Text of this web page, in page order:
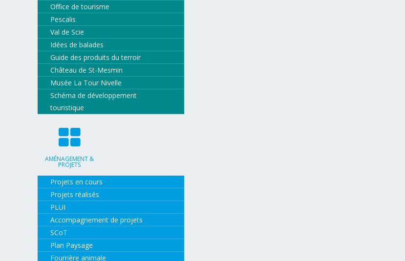
Office de tourisme
Pescalis
Val de Scie
Idées de balades
Guide des produits du terroir
Château de St-Mesmin
Musée La Tour Nivelle
Schéma de développement
touristique
AMÉNAGEMENT &
PROJETS
Projets en cours
Projets réalisés
PLUI
Accompagnement de projets
SCoT
Plan Paysage
Fourrière animale